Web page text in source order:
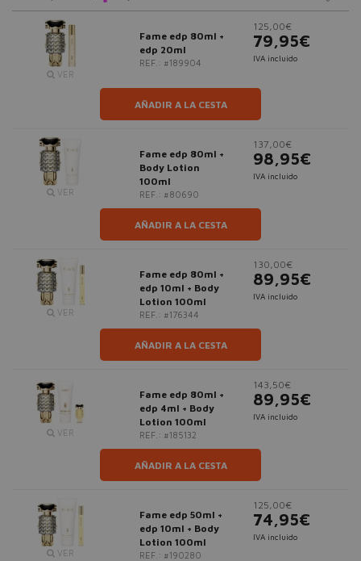
VER
Fame edp 80ml +
edp 20ml
REF.: #189904
125,00€
79,95€
IVA incluido
AÑADIR A LA CESTA
VER
Fame edp 80ml +
Body Lotion
100ml
REF.: #80690
137,00€
98,95€
IVA incluido
AÑADIR A LA CESTA
VER
Fame edp 80ml +
edp 10ml + Body
Lotion 100ml
REF.: #176344
130,00€
89,95€
IVA incluido
AÑADIR A LA CESTA
VER
Fame edp 80ml +
edp 4ml + Body
Lotion 100ml
REF.: #185132
143,50€
89,95€
IVA incluido
AÑADIR A LA CESTA
VER
Fame edp 50ml +
edp 10ml + Body
Lotion 100ml
REF.: #190280
125,00€
74,95€
IVA incluido